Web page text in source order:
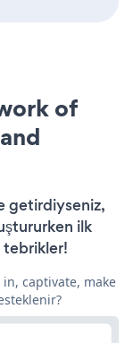
of
getirdiyseniz,
ilk
tebrikler!
captivate, make